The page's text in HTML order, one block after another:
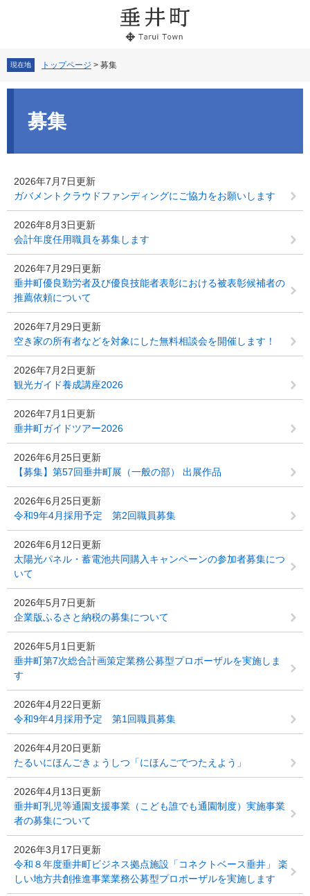
文
現在地 トップページ > 募集
募集
2026年7月7日更新
ガバメントクラウドファンディングにご協力をお願いします
2026年8月3日更新
会計年度任用職員を募集します
2026年7月29日更新
垂井町優良勤労者及び優良技能者表彰における被表彰候補者の
推薦依頼について
2026年7月29日更新
空き家の所有者などを対象にした無料相談会を開催します！
2026年7月2日更新
観光ガイド養成講座2026
2026年7月1日更新
垂井町ガイドツアー2026
2026年6月25日更新
【募集】第57回垂井町展（一般の部） 出展作品
2026年6月25日更新
令和9年4月採用予定 第2回職員募集
2026年6月12日更新
太陽光パネル・蓄電池共同購入キャンペーンの参加者募集につ
いて
2026年5月7日更新
企業版ふるさと納税の募集について
2026年5月1日更新
垂井町第7次総合計画策定業務公募型プロポーザルを実施しま
す
2026年4月22日更新
令和9年4月採用予定 第1回職員募集
2026年4月20日更新
たるいにほんごきょうしつ「にほんごでつたえよう」
2026年4月13日更新
垂井町乳児等通園支援事業（こども誰でも通園制度）実施事業
者の募集について
2026年3月17日更新
令和８年度垂井町ビジネス拠点施設「コネクトベース垂井」 楽
しい地方共創推進事業業務公募型プロポーザルを実施します